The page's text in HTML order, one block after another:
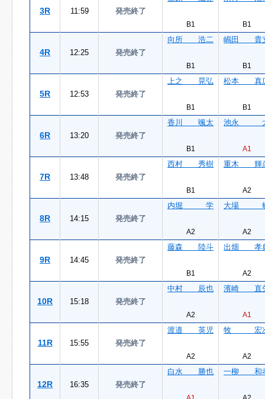
3R 11:59 発売終了
B1 B1
4R 12:25 発売終了
向所 浩二
B1
嶋田 貴
B1
5R 12:53 発売終了
上之 晃弘
B1
松本 真
B1
6R 13:20 発売終了
香川 颯太
B1
池永
A1
7R 13:48 発売終了
西村 秀樹
B1
重木 輝
A2
8R 14:15 発売終了
内堀 学
A2
大場
A2
9R 14:45 発売終了
藤森 陸斗
B1
出畑 孝
A2
10R 15:18 発売終了
中村 辰也
A2
濱崎 直
A1
11R 15:55 発売終了
渡邉 英児
A2
牧 宏
A2
12R 16:35 発売終了
白水 勝也 一柳 和